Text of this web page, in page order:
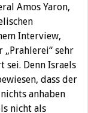
Amos Yaron,
Interview,
sehr
sei. Denn Israels
dass der
anhaben
nicht als